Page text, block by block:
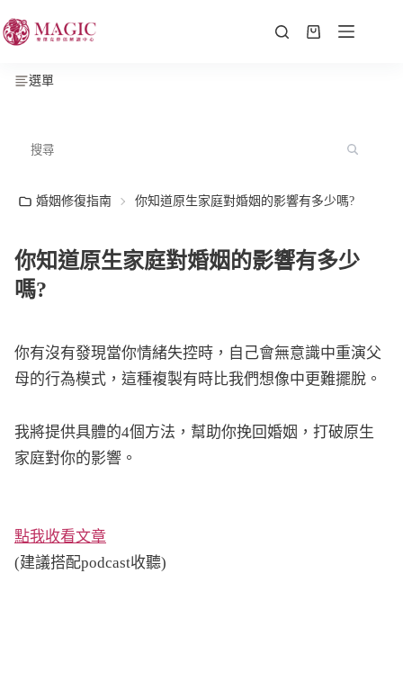
選單
婚姻修復指南 你知道原生家庭對婚姻的影響有多少嗎?
你知道原生家庭對婚姻的影響有多少
嗎?
你有沒有發現當你情緒失控時，自己會無意識中重演父
母的行為模式，這種複製有時比我們想像中更難擺脫。
我將提供具體的4個方法，幫助你挽回婚姻，打破原生
家庭對你的影響。
點我收看文章
(建議搭配podcast收聽)